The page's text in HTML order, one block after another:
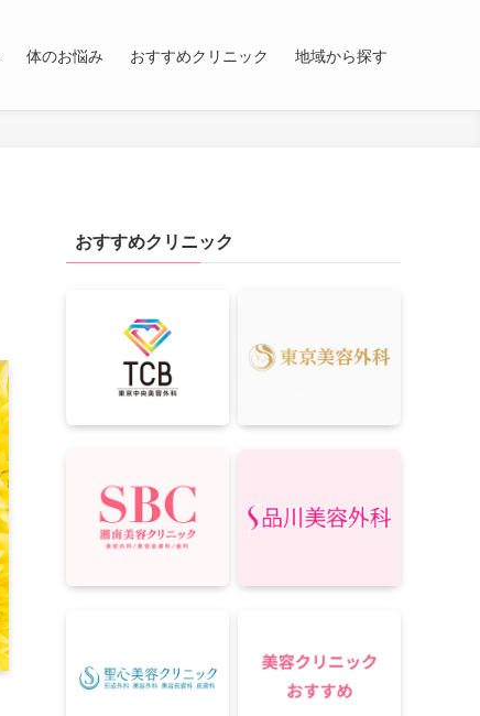
体のお悩み おすすめクリニック 地域から探す
おすすめクリニック